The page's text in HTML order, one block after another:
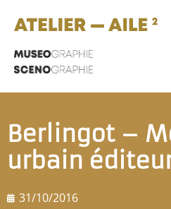
Berlingot –
urbain
31/10/2016